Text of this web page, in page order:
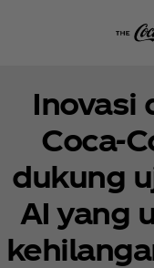
Inovasi
dukung
AI yang